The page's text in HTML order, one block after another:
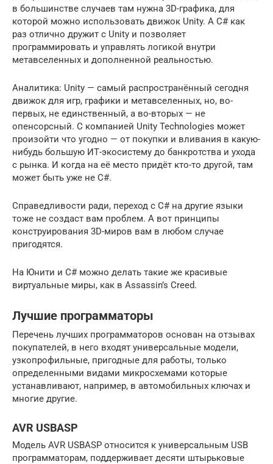
в большинстве случаев там нужна 3D-графика, для
которой можно использовать движок Unity. А C# как
раз отлично дружит с Unity и позволяет
программировать и управлять логикой внутри
метавселенных и дополненной реальностью.
Аналитика: Unity — самый распространённый сегодня
движок для игр, графики и метавселенных, но, во-
первых, не единственный, а во-вторых — не
опенсорсный. С компанией Unity Technologies может
произойти что угодно — от покупки и вливания в какую-
нибудь большую ИТ-экосистему до банкротства и ухода
с рынка. И когда на её место придёт кто-то другой, там
может быть уже не C#.
Справедливости ради, переход с C# на другие языки
тоже не создаст вам проблем. А вот принципы
конструирования 3D-миров вам в любом случае
пригодятся.
На Юнити и C# можно делать такие же красивые
виртуальные миры, как в Assassin’s Creed.
Лучшие программаторы
Перечень лучших программаторов основан на отзывах
покупателей, в него входят универсальные модели,
узкопрофильные, пригодные для работы, только
определенными видами микросхемами которые
устанавливают, например, в автомобильных ключах и
многие другие.
AVR USBASP
Модель AVR USBASP относится к универсальным USB
программаторам, поддерживает десяти штырьковые